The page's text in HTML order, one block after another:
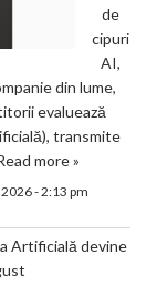
de
cipuri
AI,
din lume,
evaluează
transmite
more »
- 2:13 pm
Artificială devine